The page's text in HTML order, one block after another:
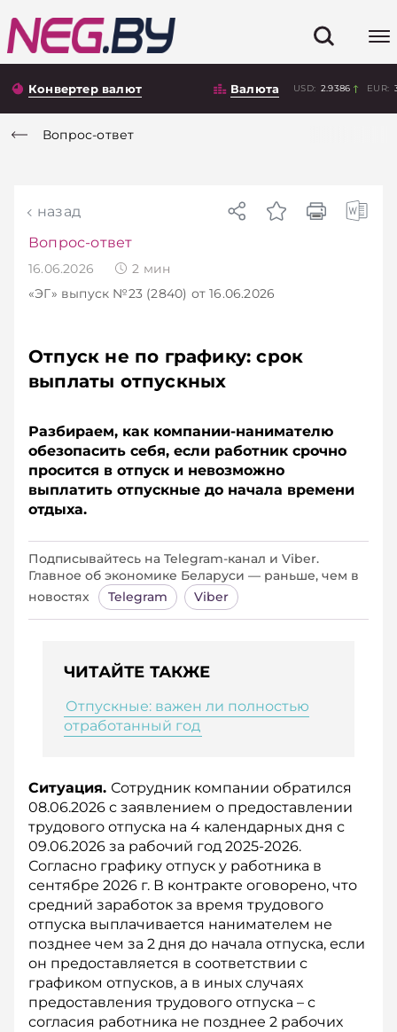
Конвертер валют Валюта USD: 2.9386 EUR:
Вопрос-ответ
назад
Вопрос-ответ
16.06.2026 2 мин
«ЭГ» выпуск №23 (2840) от 16.06.2026
Отпуск не по графику: срок
выплаты отпускных
Разбираем, как компании-­нанимателю
обезопасить себя, если работник срочно
просится в отпуск и невозможно
выплатить отпускные до начала времени
отдыха.
Подписывайтесь на Telegram‑канал и Viber.
Главное об экономике Беларуси — раньше, чем в
новостях
Telegram Viber
ЧИТАЙТЕ ТАКЖЕ
Отпускные: важен ли полностью
отработанный год
Ситуация. Сотрудник компании обратился
08.06.2026 с заявлением о предоставлении
трудового отпуска на 4 календарных дня с
09.06.2026 за рабочий год 2025-2026.
Согласно графику отпуск у работника в
сентябре 2026 г. В контракте оговорено, что
средний заработок за время трудового
отпуска выплачивается нанимателем не
позднее чем за 2 дня до начала отпуска, если
он предоставляется в соответствии с
графиком отпусков, а в иных случаях
предоставления трудового отпуска – с
согласия работника не позднее 2 рабочих